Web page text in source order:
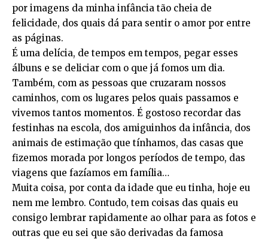
por imagens da minha infância tão cheia de
felicidade, dos quais dá para sentir o amor por entre
as páginas.
É uma delícia, de tempos em tempos, pegar esses
álbuns e se deliciar com o que já fomos um dia.
Também, com as pessoas que cruzaram nossos
caminhos, com os lugares pelos quais passamos e
vivemos tantos momentos. É gostoso recordar das
festinhas na escola, dos amiguinhos da infância, dos
animais de estimação que tínhamos, das casas que
fizemos morada por longos períodos de tempo, das
viagens que fazíamos em família…
Muita coisa, por conta da idade que eu tinha, hoje eu
nem me lembro. Contudo, tem coisas das quais eu
consigo lembrar rapidamente ao olhar para as fotos e
outras que eu sei que são derivadas da famosa